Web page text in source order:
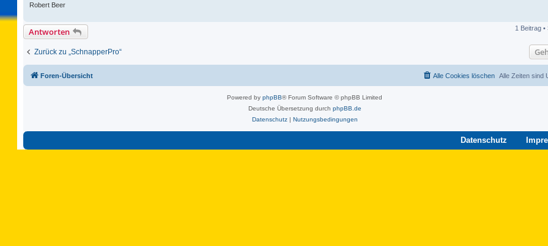
Robert Beer
Antworten 1 Beitrag •
Zurück zu „SchnapperPro“
Foren-Übersicht Alle Zeiten sind
Alle Cookies löschen
Powered by phpBB® Forum Software © phpBB Limited
Deutsche Übersetzung durch phpBB.de
Datenschutz| Nutzungsbedingungen
Datenschutz